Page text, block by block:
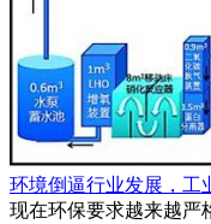
环境倒逼行业发展，工
现在环保要求越来越严